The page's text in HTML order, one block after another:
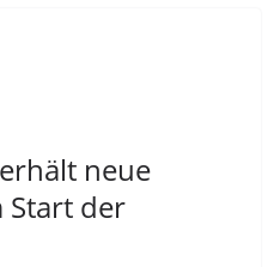
neue
Start der